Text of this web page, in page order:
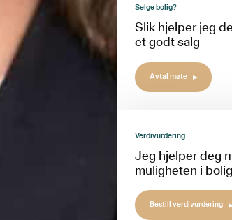
Selge bolig?
Slik hjelper jeg
et godt salg
Avtal møte
Verdivurdering
Jeg hjelper deg
muligheten i
Bestill verdivurdering